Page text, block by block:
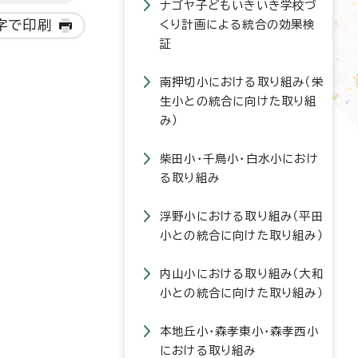
で印刷
ナゴヤ子どもいきいき学校づ
くり計画による統合の効果検
証
南押切小における取り組み（栄
生小との統合に向けた取り組
み）
柴田小・千鳥小・白水小におけ
る取り組み
浮野小における取り組み（平田
小との統合に向けた取り組み）
内山小における取り組み（大和
小との統合に向けた取り組み）
本地丘小・森孝東小・森孝西小
における取り組み